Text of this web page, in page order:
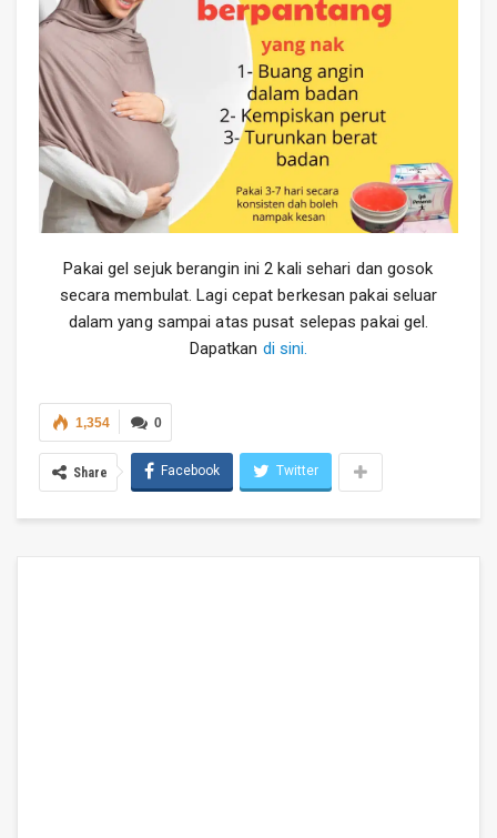
Pakai gel sejuk berangin ini 2 kali sehari dan gosok
secara membulat. Lagi cepat berkesan pakai seluar
dalam yang sampai atas pusat selepas pakai gel.
Dapatkan di sini.
0
1,354
Share Facebook Twitter